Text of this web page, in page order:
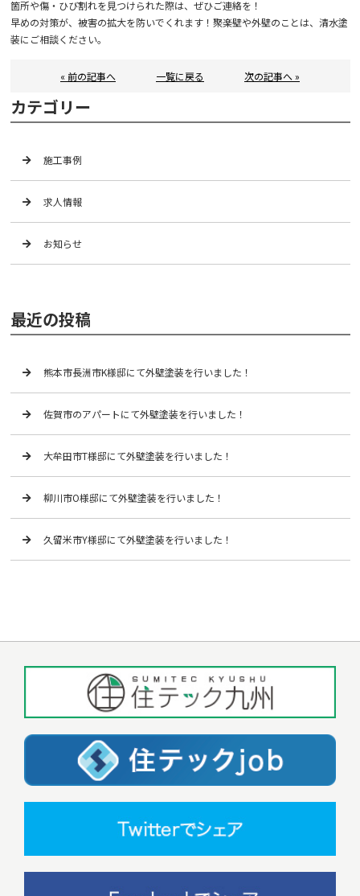
箇所や傷・ひび割れを見つけられた際は、ぜひご連絡を！
早めの対策が、被害の拡大を防いでくれます！聚楽壁や外壁のことは、清水塗
装にご相談ください。
« 前の記事へ 一覧に戻る 次の記事へ »
カテゴリー
施工事例
求人情報
お知らせ
最近の投稿
熊本市長洲市K様邸にて外壁塗装を行いました！
佐賀市のアパートにて外壁塗装を行いました！
大牟田市T様邸にて外壁塗装を行いました！
柳川市O様邸にて外壁塗装を行いました！
久留米市Y様邸にて外壁塗装を行いました！